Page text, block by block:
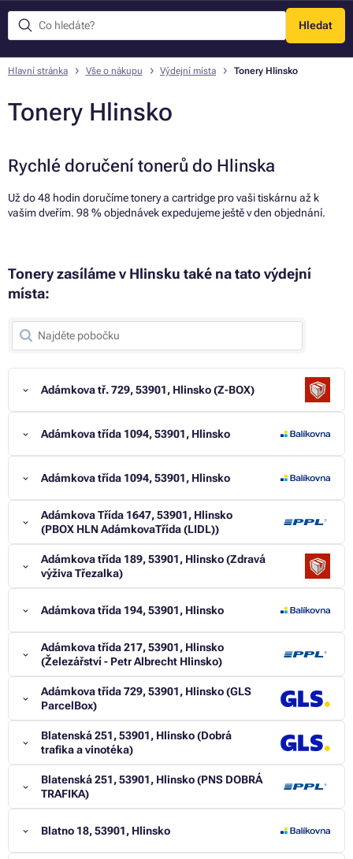
Hledat
Menu
Hlavní stránka Vše o nákupu Výdejní místa Tonery Hlinsko
Tonery Hlinsko
Rychlé doručení tonerů do Hlinska
Už do 48 hodin doručíme tonery a cartridge pro vaši tiskárnu až k
vašim dveřím. 98 % objednávek expedujeme ještě v den objednání.
Tonery zasíláme v Hlinsku také na tato výdejní
místa:
Adámkova tř. 729, 53901, Hlinsko (Z-BOX)
Adámkova třída 1094, 53901, Hlinsko
Adámkova třída 1094, 53901, Hlinsko
Adámkova Třída 1647, 53901, Hlinsko
(PBOX HLN AdámkovaTřída (LIDL))
Adámkova třída 189, 53901, Hlinsko (Zdravá
výživa Třezalka)
Adámkova třída 194, 53901, Hlinsko
Adámkova třída 217, 53901, Hlinsko
(Železářství - Petr Albrecht Hlinsko)
Adámkova třída 729, 53901, Hlinsko (GLS
ParcelBox)
Blatenská 251, 53901, Hlinsko (Dobrá
trafika a vinotéka)
Blatenská 251, 53901, Hlinsko (PNS DOBRÁ
TRAFIKA)
Blatno 18, 53901, Hlinsko